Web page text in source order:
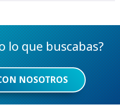
lo que buscabas?
NOSOTROS